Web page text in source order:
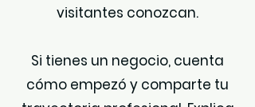
visitantes conozcan.
Si tienes un negocio, cuenta
cómo empezó y comparte tu